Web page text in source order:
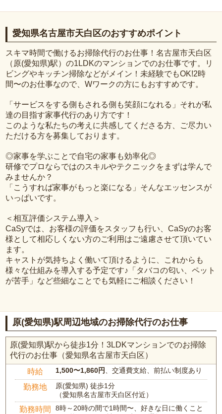
愛知県名古屋市天白区のおすすめポイント
スキマ時間で働けるお掃除代行のお仕事！名古屋市天白区
（原(愛知県)駅）の1LDKのマンションでのお仕事です。リ
ビングやキッチン掃除などがメイン！未経験でもOK!2時
間〜のお仕事なので、Wワークの方にもおすすめです。
「サービスをする側もされる側も笑顔になれる」それが私
達の目指す家事代行のあり方です！
このような私たちの考えに共感してくださる方、ご尽力い
ただける方を募集しております。
◎家事を学ぶことで自宅の家事も効率化◎
研修でプロならではのスキルやテクニックをまずは学んで
みませんか？
「こうすれば家事がもっと楽になる」そんなエッセンスが
いっぱいです。
＜相互評価システム導入＞
CaSyでは、お客様の評価をスタッフも行い、CaSyのお客
様として相応しくない方のご利用はご遠慮させて頂いてい
ます。
キャストが気持ちよく働いて頂けるように、これからも
様々な仕組みを導入する予定です♪「タバコの匂い、ペット
が苦手」など些細なことでも気軽にご相談ください！
原(愛知県)駅周辺地域のお掃除代行のお仕事
原(愛知県)駅から徒歩1分！3LDKマンションでのお掃除
代行のお仕事（愛知県名古屋市天白区）
時給 1,500〜1,860円、交通費支給、前払い制度あり
勤務地
原(愛知県) 徒歩1分
（愛知県名古屋市天白区付近）
勤務時間
8時～20時の間で1時間〜、好きな日に働くこと